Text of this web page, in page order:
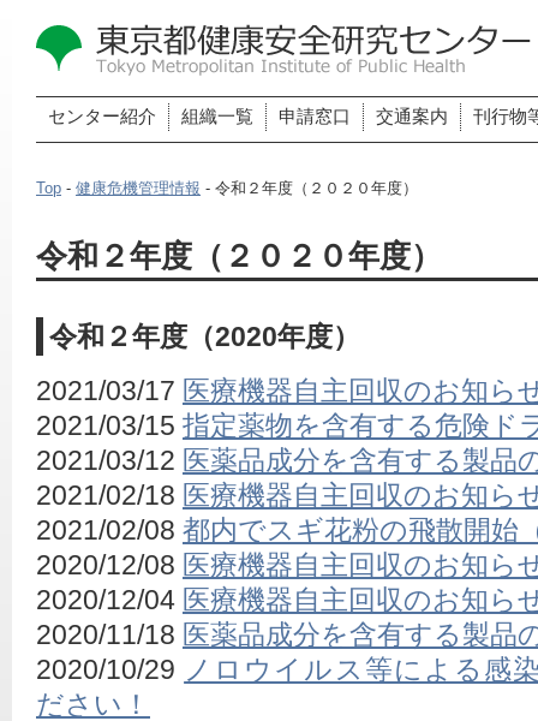
センター紹介 組織一覧 申請窓口 交通案内 刊行物
Top - 健康危機管理情報 - 令和２年度（２０２０年度）
令和２年度（２０２０年度）
令和２年度（2020年度）
2021/03/17 医療機器自主回収のお知ら
2021/03/15 指定薬物を含有する危険ド
2021/03/12 医薬品成分を含有する製品
2021/02/18 医療機器自主回収のお知ら
2021/02/08 都内でスギ花粉の飛散開始
2020/12/08 医療機器自主回収のお知ら
2020/12/04 医療機器自主回収のお知ら
2020/11/18 医薬品成分を含有する製品
2020/10/29 ノロウイルス等による感
ださい！